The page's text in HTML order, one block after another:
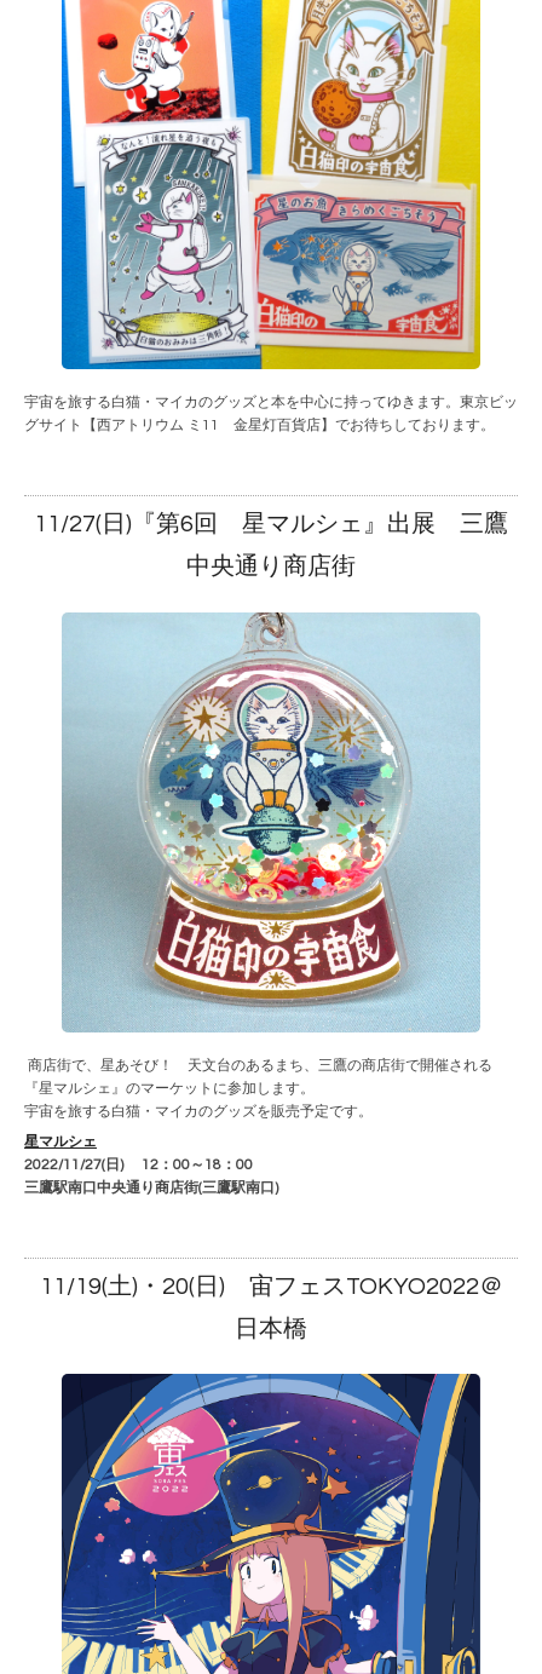
宇宙を旅する白猫・マイカのグッズと本を中心に持ってゆきます。東京ビッ
グサイト【西アトリウム ミ11 金星灯百貨店】でお待ちしております。
11/27(日)『第6回 星マルシェ』出展 三鷹
中央通り商店街
商店街で、星あそび！ 天文台のあるまち、三鷹の商店街で開催される
『星マルシェ』のマーケットに参加します。
宇宙を旅する白猫・マイカのグッズを販売予定です。
星マルシェ
2022/11/27(日) 12：00～18：00
三鷹駅南口中央通り商店街(三鷹駅南口)
11/19(土)・20(日) 宙フェスTOKYO2022＠
日本橋